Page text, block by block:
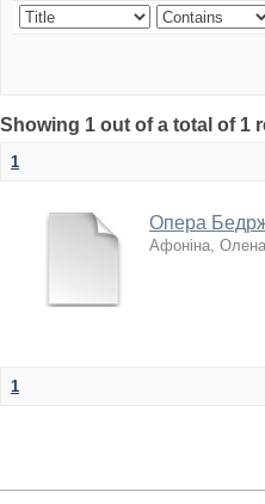
Showing 1 out of a total of 1
1
Опера
Афоніна,
1